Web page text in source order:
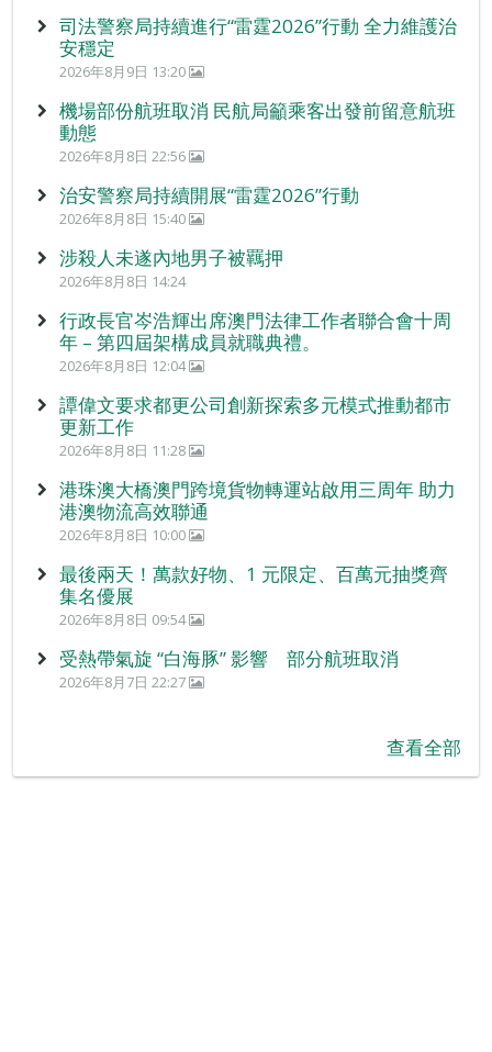
司法警察局持續進行“雷霆2026”行動 全力維護治
安穩定
2026年8月9日 13:20
機場部份航班取消 民航局籲乘客出發前留意航班
動態
2026年8月8日 22:56
治安警察局持續開展“雷霆2026”行動
2026年8月8日 15:40
涉殺人未遂內地男子被羈押
2026年8月8日 14:24
行政長官岑浩輝出席澳門法律工作者聯合會十周
年 – 第四屆架構成員就職典禮。
2026年8月8日 12:04
譚偉文要求都更公司創新探索多元模式推動都市
更新工作
2026年8月8日 11:28
港珠澳大橋澳門跨境貨物轉運站啟用三周年 助力
港澳物流高效聯通
2026年8月8日 10:00
最後兩天！萬款好物、1 元限定、百萬元抽獎齊
集名優展
2026年8月8日 09:54
受熱帶氣旋 “白海豚” 影響 部分航班取消
2026年8月7日 22:27
查看全部